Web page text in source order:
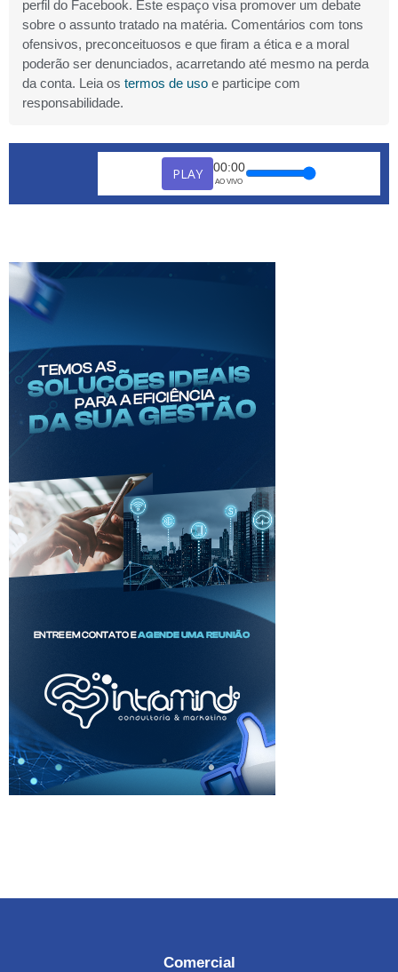
perfil do Facebook. Este espaço visa promover um debate
sobre o assunto tratado na matéria. Comentários com tons
ofensivos, preconceituosos e que firam a ética e a moral
poderão ser denunciados, acarretando até mesmo na perda
da conta. Leia os termos de uso e participe com
responsabilidade.
PLAY 00:00
AO VIVO
Comercial